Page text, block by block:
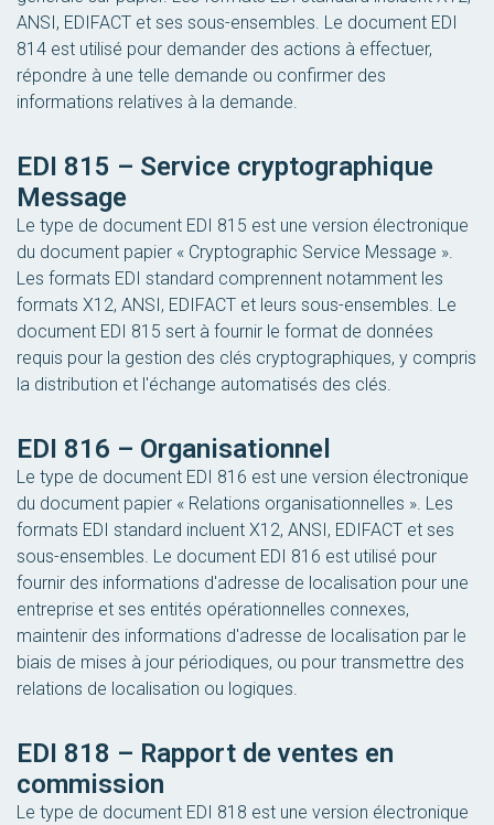
ANSI, EDIFACT et ses sous-ensembles. Le document EDI
814 est utilisé pour demander des actions à effectuer,
répondre à une telle demande ou confirmer des
informations relatives à la demande.
EDI 815 – Service cryptographique
Message
Le type de document EDI 815 est une version électronique
du document papier « Cryptographic Service Message ».
Les formats EDI standard comprennent notamment les
formats X12, ANSI, EDIFACT et leurs sous-ensembles. Le
document EDI 815 sert à fournir le format de données
requis pour la gestion des clés cryptographiques, y compris
la distribution et l'échange automatisés des clés.
EDI 816 – Organisationnel
Le type de document EDI 816 est une version électronique
du document papier « Relations organisationnelles ». Les
formats EDI standard incluent X12, ANSI, EDIFACT et ses
sous-ensembles. Le document EDI 816 est utilisé pour
fournir des informations d'adresse de localisation pour une
entreprise et ses entités opérationnelles connexes,
maintenir des informations d'adresse de localisation par le
biais de mises à jour périodiques, ou pour transmettre des
relations de localisation ou logiques.
EDI 818 – Rapport de ventes en
commission
Le type de document EDI 818 est une version électronique